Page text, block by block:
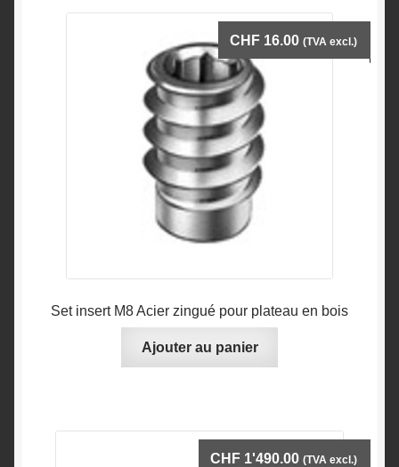
Set insert M8 Acier zingué pour plateau en bois
CHF 16.00 (TVA excl.)
Ajouter au panier
CHF 1'490.00 (TVA excl.)